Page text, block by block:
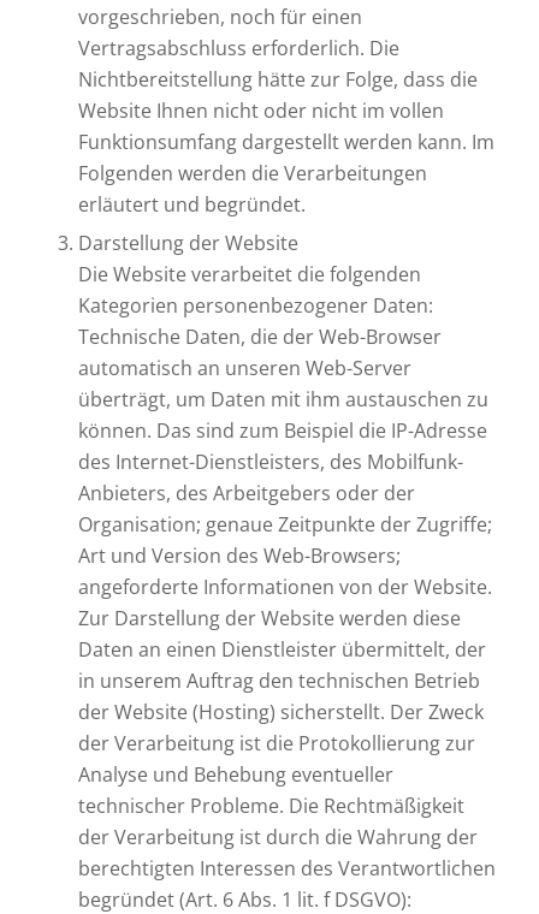
vorgeschrieben, noch für einen
Vertragsabschluss erforderlich. Die
Nichtbereitstellung hätte zur Folge, dass die
Website Ihnen nicht oder nicht im vollen
Funktionsumfang dargestellt werden kann. Im
Folgenden werden die Verarbeitungen
erläutert und begründet.
Darstellung der Website
Die Website verarbeitet die folgenden
Kategorien personenbezogener Daten:
Technische Daten, die der Web-Browser
automatisch an unseren Web-Server
überträgt, um Daten mit ihm austauschen zu
können. Das sind zum Beispiel die IP-Adresse
des Internet-Dienstleisters, des Mobilfunk-
Anbieters, des Arbeitgebers oder der
Organisation; genaue Zeitpunkte der Zugriffe;
Art und Version des Web-Browsers;
angeforderte Informationen von der Website.
Zur Darstellung der Website werden diese
Daten an einen Dienstleister übermittelt, der
in unserem Auftrag den technischen Betrieb
der Website (Hosting) sicherstellt. Der Zweck
der Verarbeitung ist die Protokollierung zur
Analyse und Behebung eventueller
technischer Probleme. Die Rechtmäßigkeit
der Verarbeitung ist durch die Wahrung der
berechtigten Interessen des Verantwortlichen
begründet (Art. 6 Abs. 1 lit. f DSGVO):